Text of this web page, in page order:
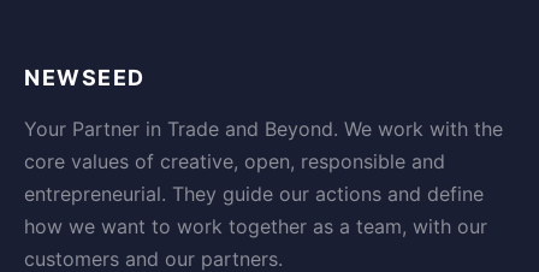
NEWSEED
Your Partner in Trade and Beyond. We work with the
core values of creative, open, responsible and
entrepreneurial. They guide our actions and define
how we want to work together as a team, with our
customers and our partners.